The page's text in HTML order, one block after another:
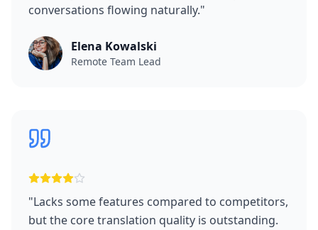
conversations flowing naturally."
Elena Kowalski
Remote Team Lead
"Lacks some features compared to competitors,
but the core translation quality is outstanding.